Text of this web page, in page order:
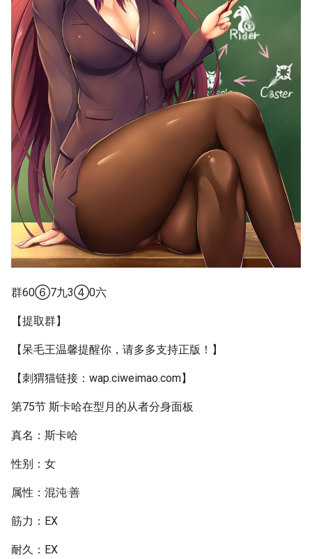
群60⑥7九3④0六
【提取群】
【呆毛王温馨提醒你，请多多支持正版！】
【刺猬猫链接：wap.ciweimao.com】
第75节 斯卡哈在型月的从者分身面板
真名：斯卡哈
性别：女
属性：混沌·善
筋力：EX
耐久：EX